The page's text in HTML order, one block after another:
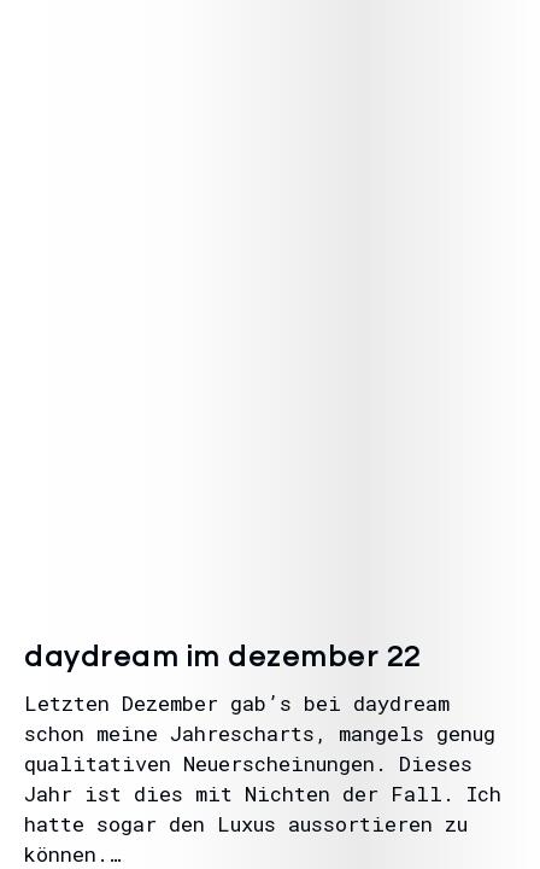
daydream im dezember 22
Letzten Dezember gab’s bei daydream
schon meine Jahrescharts, mangels genug
qualitativen Neuerscheinungen. Dieses
Jahr ist dies mit Nichten der Fall. Ich
hatte sogar den Luxus aussortieren zu
können.…